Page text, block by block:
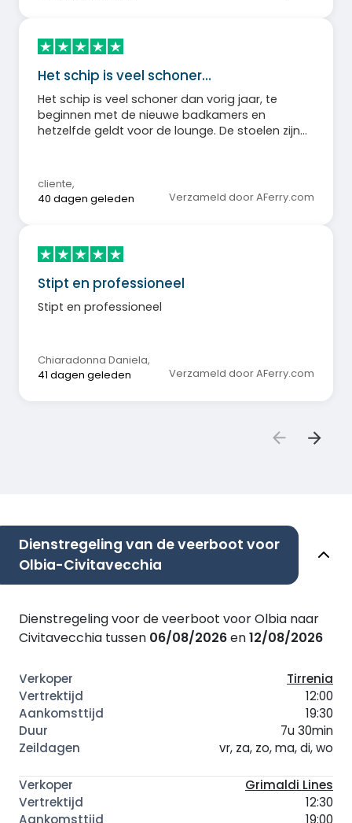
Het schip is veel schoner…
Het schip is veel schoner dan vorig jaar, te
beginnen met de nieuwe badkamers en
hetzelfde geldt voor de lounge. De stoelen zijn
cliente,
40 dagen geleden
Verzameld door AFerry.com
Stipt en professioneel
Stipt en professioneel
Chiaradonna Daniela,
41 dagen geleden
Verzameld door AFerry.com
Dienstregeling van de veerboot voor
Olbia-Civitavecchia
Dienstregeling voor de veerboot voor Olbia naar
Civitavecchia tussen 06/08/2026en12/08/2026
Tirrenia
12:00
19:30
7u 30min
vr, za, zo, ma, di, wo
Grimaldi Lines
12:30
19:00